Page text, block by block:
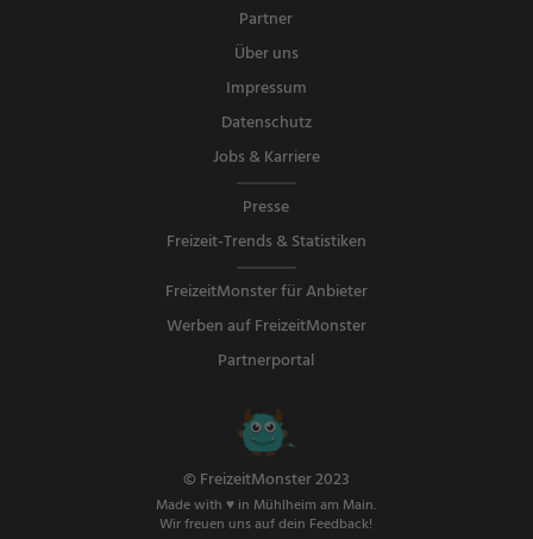
Partner
Über uns
Impressum
Datenschutz
Jobs & Karriere
Presse
Freizeit-Trends & Statistiken
FreizeitMonster für Anbieter
Werben auf FreizeitMonster
Partnerportal
© FreizeitMonster 2023
Made with ♥ in Mühlheim am Main.
Wir freuen uns auf dein Feedback!